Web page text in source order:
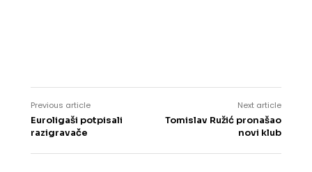
Previous article
Euroligaši potpisali
razigravače
Next article
Tomislav Ružić pronašao
novi klub